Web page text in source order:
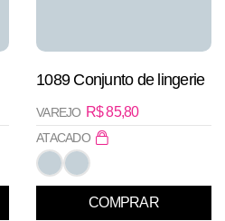
1089 Conjunto de lingerie
R$85,80
VAREJO
ATACADO
COMPRAR